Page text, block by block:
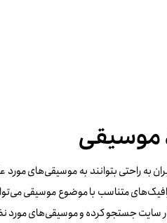
موسیقی
به راحتی بتوانند به موسیقی‌های
متناسب با موضوع موسیقی
در سایت جستجو کرده و موسیقی‌های مورد